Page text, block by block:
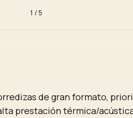
1 /5
de gran formato,
prestación térmica/